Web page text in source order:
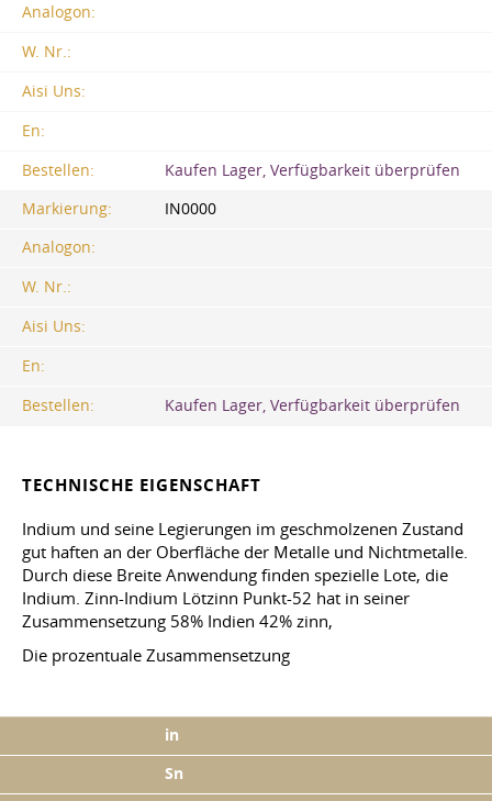
Analogon:
W. Nr.:
Aisi Uns:
En:
Bestellen:
Kaufen Lager, Verfügbarkeit überprüfen
Markierung:
IN0000
Analogon:
W. Nr.:
Aisi Uns:
En:
Bestellen:
Kaufen Lager, Verfügbarkeit überprüfen
TECHNISCHE EIGENSCHAFT
Indium und seine Legierungen im geschmolzenen Zustand
gut haften an der Oberfläche der Metalle und Nichtmetalle.
Durch diese Breite Anwendung finden spezielle Lote, die
Indium. Zinn-Indium Lötzinn Punkt-52 hat in seiner
Zusammensetzung 58% Indien 42% zinn,
Die prozentuale Zusammensetzung
in
Sn